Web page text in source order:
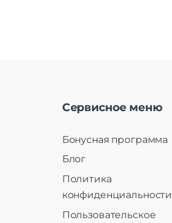
Сервисное меню
Бонусная программа
Блог
Политика
конфиденциальности
Пользовательское